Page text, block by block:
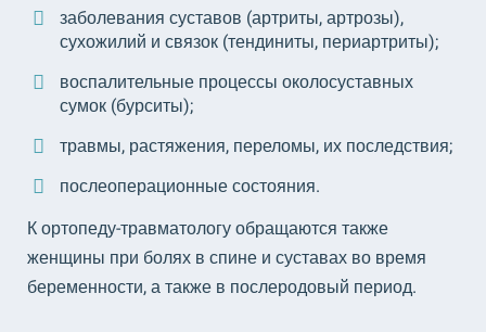
заболевания суставов (артриты, артрозы),
сухожилий и связок (тендиниты, периартриты);
воспалительные процессы околосуставных
сумок (бурситы);
травмы, растяжения, переломы, их последствия;
послеоперационные состояния.
К ортопеду-травматологу обращаются также
женщины при болях в спине и суставах во время
беременности, а также в послеродовый период.